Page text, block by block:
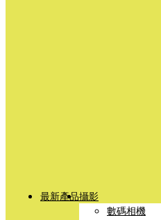
最新產品攝影
數碼相機